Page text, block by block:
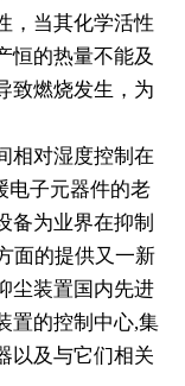
，当其化学活性
恒的热量不能及
致燃烧发生，为
相对湿度控制在
电子元器件的老
备为业界在抑制
面的提供又一新
尘装置国内先进
置的控制中心,集
以及与它们相关